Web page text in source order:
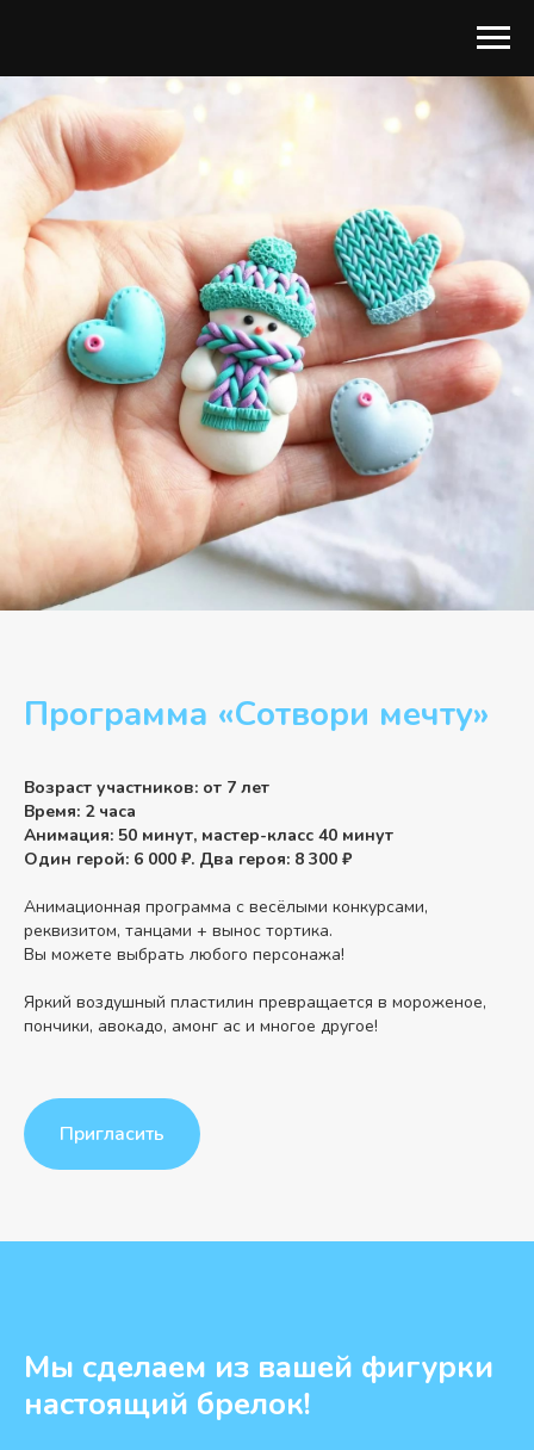
Программа «Сотвори мечту»
Возраст участников: от 7 лет
Время: 2 часа
Анимация: 50 минут, мастер-класс 40 минут
Один герой: 6 000 ₽. Два героя: 8 300 ₽
Анимационная программа с весёлыми конкурсами,
реквизитом, танцами + вынос тортика.
Вы можете выбрать любого персонажа!
Яркий воздушный пластилин превращается в мороженое,
пончики, авокадо, амонг ас и многое другое!
Пригласить
Мы сделаем из вашей фигурки
настоящий брелок!